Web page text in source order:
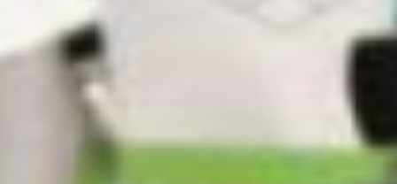
Дальневосточный государственный
университет путей сообщения
и Дальневосточная детская железная
профессиональных квалификаций
для ребят провели экскурсию по учебному
полигону и рассказали, как на практике